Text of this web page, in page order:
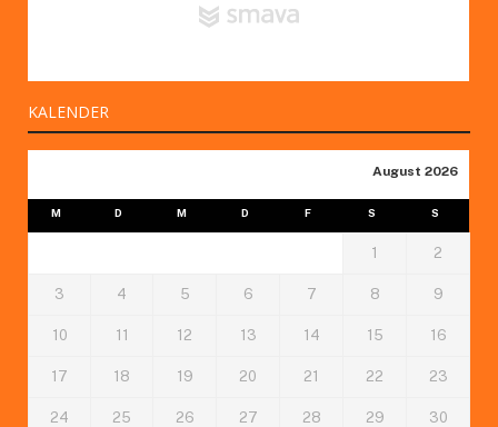
KALENDER
August 2026
M D M D F S S
1 2
3 4 5 6 7 8 9
10 11 12 13 14 15 16
17 18 19 20 21 22 23
24 25 26 27 28 29 30